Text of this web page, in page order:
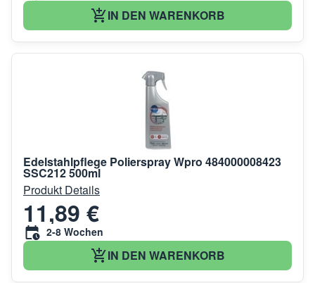
IN DEN WARENKORB
Edelstahlpflege Polierspray Wpro 484000008423
SSC212 500ml
Produkt Details
11,89 €
2-8 Wochen
IN DEN WARENKORB